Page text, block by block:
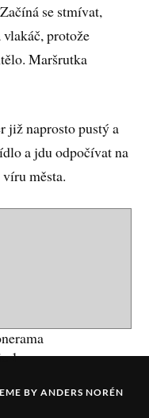
se stmívat,
vlakáč, protože
Maršrutka
již naprosto pustý a
a jdu odpočívat na
města.
1
BY ANDERS NORÉN